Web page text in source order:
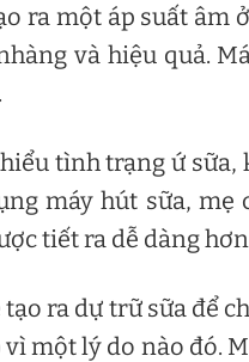
ra một áp suất âm
và hiệu quả.
tình trạng ứ sữa,
máy hút sữa, mẹ
tiết ra dễ dàng
ra dự trữ sữa để
một lý do nào đó.